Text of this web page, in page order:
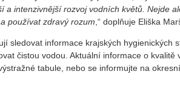
a intenzivnější rozvoj vodních květů. Nejde
používat zdravý rozum,“ doplňuje Eliška
sledovat informace krajských hygienických
čistou vodou. Aktuální informace o
tabule, nebo se informujte na